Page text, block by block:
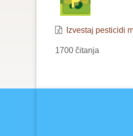
Izvestaj pesticidi
1700 čitanja